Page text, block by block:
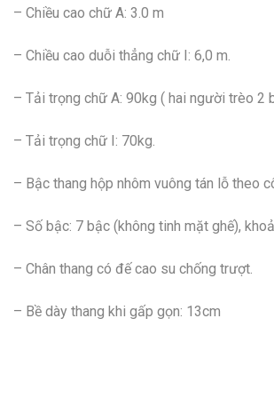
– Chiều cao chữ A: 3.0 m
– Chiều cao duỗi thẳng chữ I: 6,0 m.
– Tải trọng chữ A: 90kg ( hai người trèo 2
– Tải trọng chữ I: 70kg.
– Bậc thang hộp nhôm vuông tán lỗ theo
– Số bậc: 7 bậc (không tinh mặt ghế),
– Chân thang có đế cao su chống trượt.
– Bề dày thang khi gấp gọn: 13cm